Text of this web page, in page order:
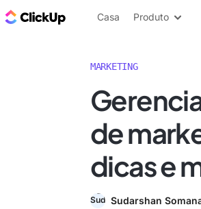
ClickUp Blogue
Casa Produto
MARKETING
de
dicas e
Sudarshan